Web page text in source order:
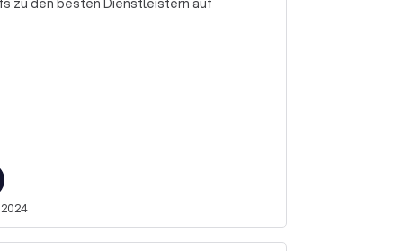
Sie ein unverbindliches Angebot an. Wir
Erlebnis zu machen.
zu den besten Dienstleistern auf
2024